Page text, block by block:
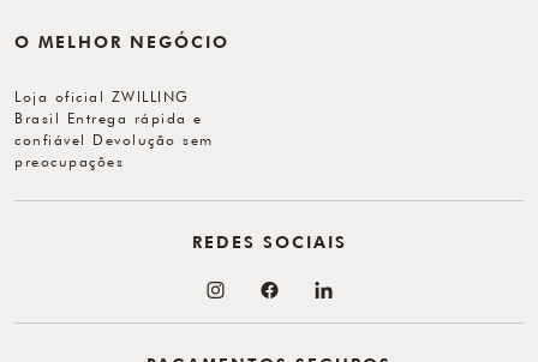
O MELHOR NEGÓCIO
Loja oficial ZWILLING
Brasil Entrega rápida e
confiável Devolução sem
preocupações
REDES SOCIAIS